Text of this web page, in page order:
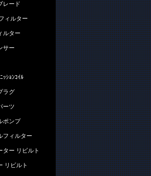
レード
ィルター
ルター
サー
ｯｼｮﾝｺｲﾙ
ラグ
ーツ
ポンプ
フィルター
ター リビルト
リビルト